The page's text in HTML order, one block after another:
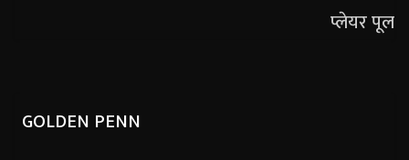
GOLDEN PENN